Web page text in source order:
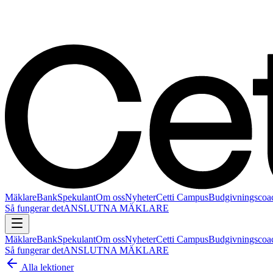
MäklareBankSpekulantOm ossNyheterCetti Campus
Så fungerar detANSLUTNA MÄKLARE
MäklareBankSpekulantOm ossNyheterCetti Campus
Så fungerar detANSLUTNA MÄKLARE
Alla lektioner